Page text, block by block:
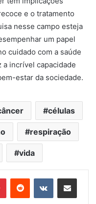
e o tratamento
nesse campo esteja
um papel
cuidado com a saúde
a incrível capacidade
estar da sociedade.
células
respiração
vida